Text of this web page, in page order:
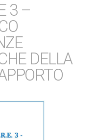
3 –
DELLA